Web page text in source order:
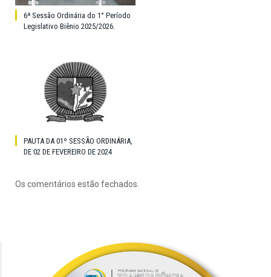
6ª Sessão Ordinária do 1° Período
Legislativo Biênio 2025/2026.
PAUTA DA 01º SESSÃO ORDINÁRIA,
DE 02 DE FEVEREIRO DE 2024
Os comentários estão fechados.